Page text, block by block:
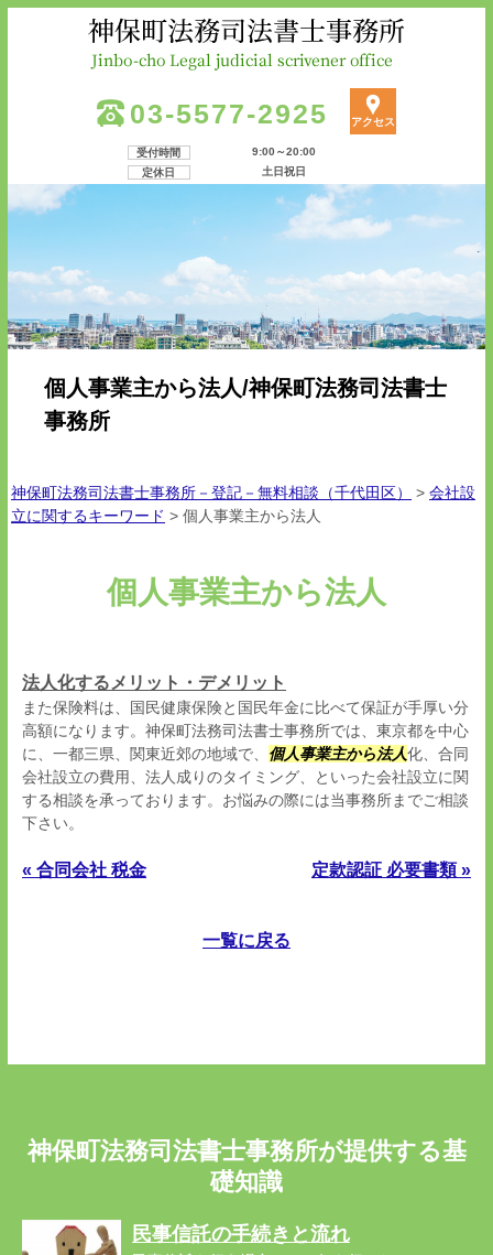
03-5577-2925 アクセス
受付時間
9:00～20:00
定休日
土日祝日
個人事業主から法人/神保町法務司法書士
事務所
神保町法務司法書士事務所－登記－無料相談（千代田区） > 会社設
立に関するキーワード > 個人事業主から法人
個人事業主から法人
法人化するメリット・デメリット
また保険料は、国民健康保険と国民年金に比べて保証が手厚い分
高額になります。神保町法務司法書士事務所では、東京都を中心
に、一都三県、関東近郊の地域で、 個人事業主から法人化、合同
会社設立の費用、法人成りのタイミング、といった会社設立に関
する相談を承っております。お悩みの際には当事務所までご相談
下さい。
« 合同会社 税金 定款認証 必要書類 »
一覧に戻る
神保町法務司法書士事務所が提供する基
礎知識
民事信託の手続きと流れ